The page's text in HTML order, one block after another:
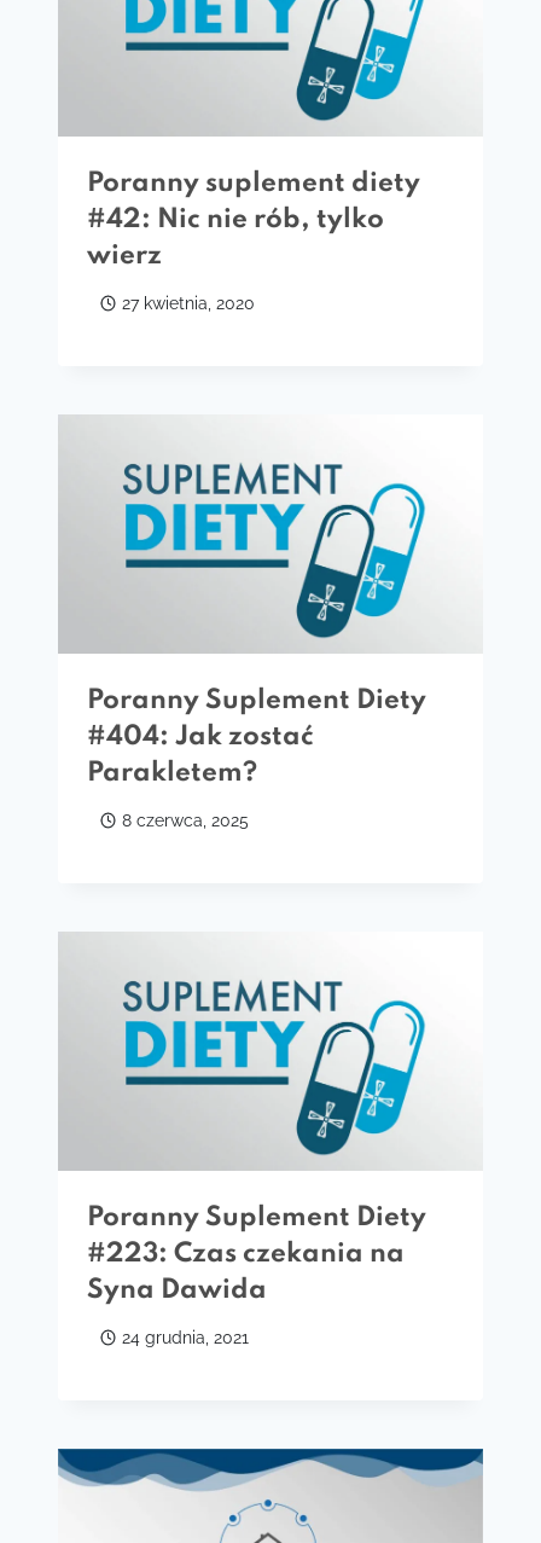
Poranny suplement diety
#42: Nic nie rób, tylko
wierz
27 kwietnia, 2020
Poranny Suplement Diety
#404: Jak zostać
Parakletem?
8 czerwca, 2025
Poranny Suplement Diety
#223: Czas czekania na
Syna Dawida
24 grudnia, 2021